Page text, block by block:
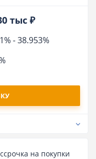
тыс ₽
-38.953%
на покупки